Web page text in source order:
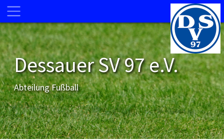
Dessauer SV 97 e.V.
Abteilung Fußball